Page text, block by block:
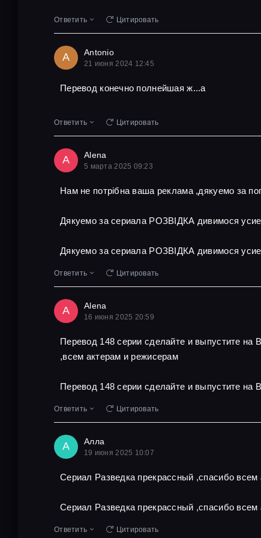
Ответить Цитировать
A Antonio
21 июня 2024 12:45
Перевод конечно полнейшая ж...а
Ответить Цитировать
A Alena
5 марта 2025 09:23
Нам не потрібна ваша реклама ,дякуемо за
Дякуемо за сериала РОЗВІДКА дивимося
Дякуемо за сериала РОЗВІДКА дивимося
Ответить Цитировать
A Alena
16 июня 2025 20:59
Перевод 148 серии сделайте и выпустите
,всем актерам и режисерам
Перевод 148 серии сделайте и выпустите
Ответить Цитировать
А Алла
19 июня 2025 10:07
Сериал Разведка прекрассный ,спасибо
Сериал Разведка прекрассный ,спасибо
Ответить Цитировать